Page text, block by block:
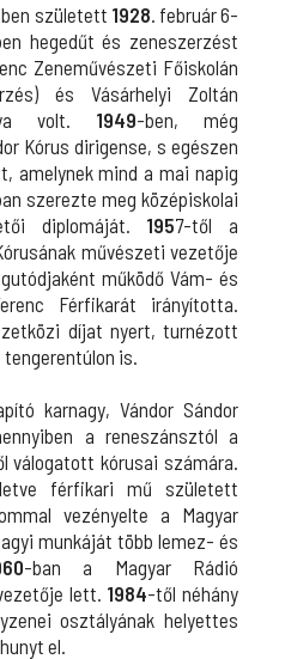
született 1928 . február 6-
hegedűt és zeneszerzést
Zeneművészeti Főiskolán
és Vásárhelyi Zoltán
volt. 1949-ben, még
Kórus dirigense, s egészen
amelynek mind a mai napig
szerezte meg középiskolai
diplomáját. 1957-től a
művészeti vezetője
működő Vám- és
Férfikarát irányította.
díjat nyert, turnézott
is.
karnagy, Vándor Sándor
a reneszánsztól a
válogatott kórusai számára.
férfikari mű született
vezényelte a Magyar
munkáját több lemez- és
-ban a Magyar Rádió
lett. 1984-től néhány
osztályának helyettes
el.